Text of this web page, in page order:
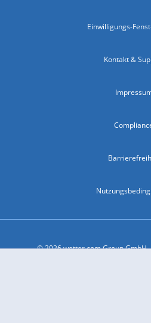
Einwilligungs-
Kontakt &
© 2026 wetter.com Group GmbH